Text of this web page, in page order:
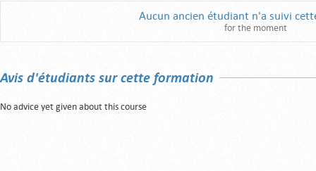
Aucun ancien étudiant n'a suivi
for the moment
Avis d'étudiants sur cette formation
No advice yet given about this course